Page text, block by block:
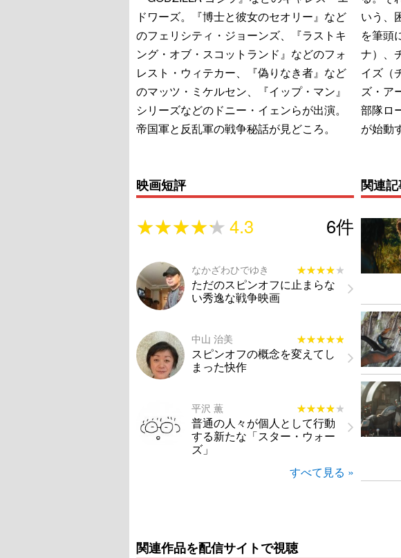
ドワーズ。『博士と彼女のセオリー』など
のフェリシティ・ジョーンズ、『ラストキ
ング・オブ・スコットランド』などのフォ
レスト・ウィテカー、『偽りなき者』など
のマッツ・ミケルセン、『イップ・マン』
シリーズなどのドニー・イェンらが出演。
帝国軍と反乱軍の戦争秘話が見どころ。
いう、
を筆頭
ナ）、
イズ（
ズ・ア
部隊ロ
が始動
映画短評
★★★★★
★★★★★4.3 6件
なかざわひでゆき ★★★★★
★★★★★
ただのスピンオフに止まらな
い秀逸な戦争映画
中山 治美 ★★★★★
★★★★★
スピンオフの概念を変えてし
まった快作
平沢 薫 ★★★★★
★★★★★
普通の人々が個人として行動
する新たな「スター・ウォー
ズ」
すべて見る »
関連
関連作品を配信サイトで視聴